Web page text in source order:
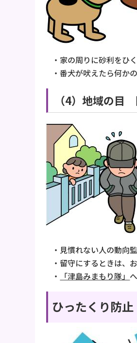
・家の周りに砂利をひ
・番犬が吠えたら何か
（4）地域の目
・見慣れない人の動向
・留守にするときは、
・
「津島みまもり隊」
ひったくり防止